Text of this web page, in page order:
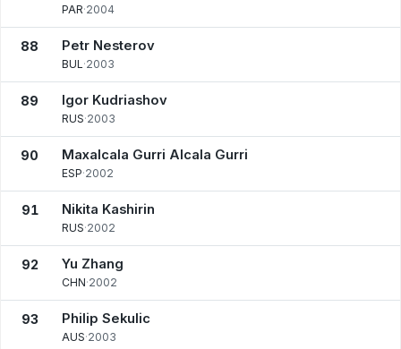
PAR·2004
88 Petr Nesterov
BUL·2003
89 Igor Kudriashov
RUS·2003
90 Maxalcala Gurri Alcala Gurri
ESP·2002
91 Nikita Kashirin
RUS·2002
92 Yu Zhang
CHN·2002
93 Philip Sekulic
AUS·2003